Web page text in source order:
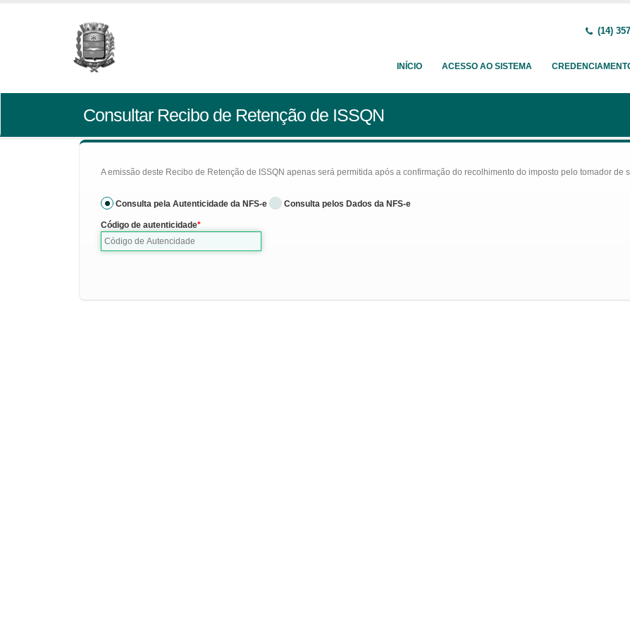
(14)
INÍCIO ACESSO AO SISTEMA
Consultar Recibo de Retenção de ISSQN
A emissão deste Recibo de Retenção de ISSQN apenas será permitida após a confirmação do recolhimento do imposto pelo tomador de
Consulta pela Autenticidade da NFS-e Consulta pelos Dados da NFS-e
Código de autenticidade